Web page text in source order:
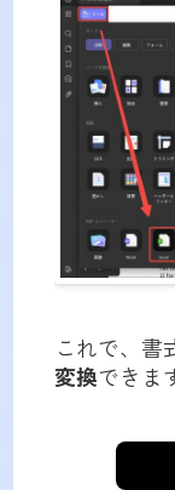
これで、書
変換できま